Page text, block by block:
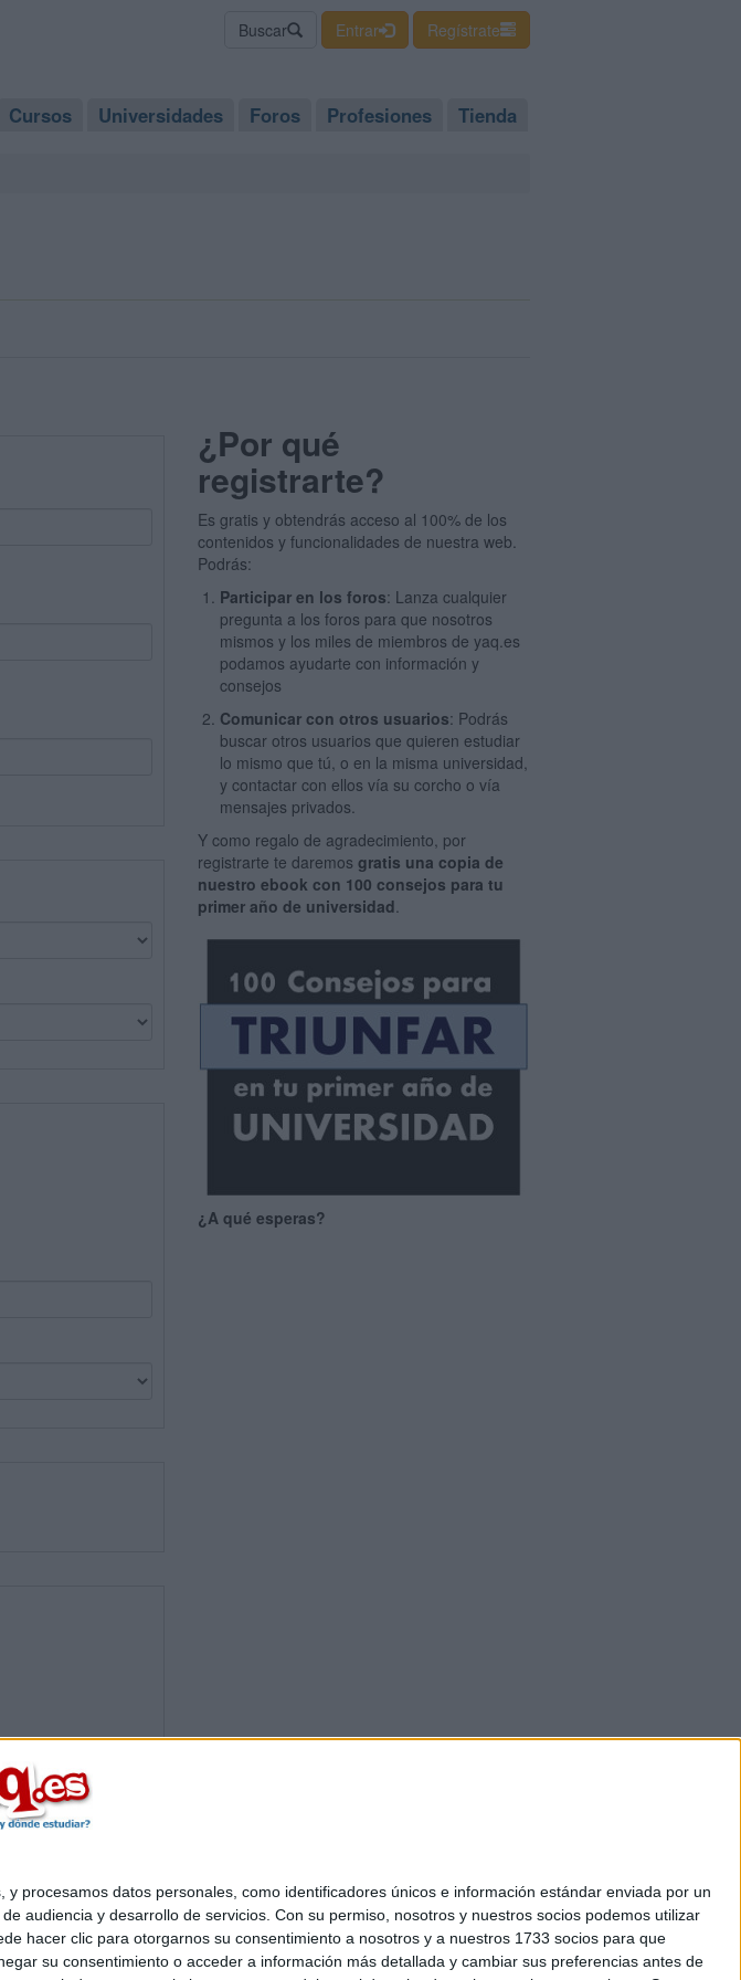
procesamos datos personales, como identificadores únicos e información estándar enviada por un
audiencia y desarrollo de servicios. Con su permiso, nosotros y nuestros socios podemos utilizar
hacer clic para otorgarnos su consentimiento a nosotros y a nuestros 1733 socios para que
su consentimiento o acceder a información más detallada y cambiar sus preferencias antes de
Buscar Entrar Regístrate
Cursos Universidades Foros Profesiones Tienda
¿Por qué
registrarte?
Es gratis y obtendrás acceso al 100% de los
contenidos y funcionalidades de nuestra web.
Podrás:
Participar en los foros: Lanza cualquier
pregunta a los foros para que nosotros
mismos y los miles de miembros de yaq.es
podamos ayudarte con información y
consejos
Comunicar con otros usuarios: Podrás
buscar otros usuarios que quieren estudiar
lo mismo que tú, o en la misma universidad,
y contactar con ellos vía su corcho o vía
mensajes privados.
Y como regalo de agradecimiento, por
registrarte te daremosgratis una copia de
nuestro ebook con 100 consejos para tu
primer año de universidad.
¿A qué esperas?
| Anúnciate
generales|Política de cookies